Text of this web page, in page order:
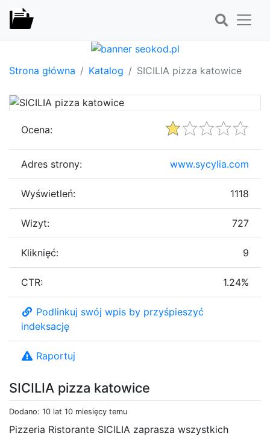
Strona główna Katalog SICILIA pizza katowice
SICILIA pizza katowice
Dodano: 10 lat 10 miesięcy temu
Pizzeria Ristorante SICILIA zaprasza wszystkich
Ocena:
Adres strony: www.sycylia.com
Wyświetleń: 1118
Wizyt: 727
Kliknięć: 9
CTR: 1.24%
Podlinkuj swój wpis by przyśpieszyć
indeksację
Raportuj